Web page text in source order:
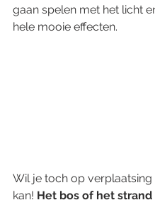
gaan spelen met het licht
hele mooie effecten.
Wil je toch op verplaatsing
kan! Het bos of het